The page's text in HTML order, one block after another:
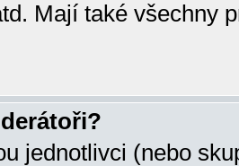
Mají také všechny
jednotlivci (nebo